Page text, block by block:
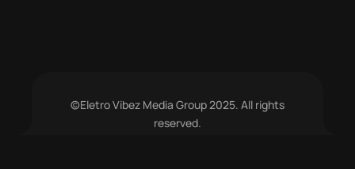
©Eletro Vibez Media Group 2025. All rights
reserved.